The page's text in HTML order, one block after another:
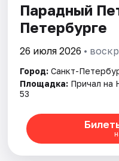
Города
Площадки
Рейтинги
Парадный
Петербурге
26 июля 2026 •
Город: Санкт-
Площадка: Причал на
53